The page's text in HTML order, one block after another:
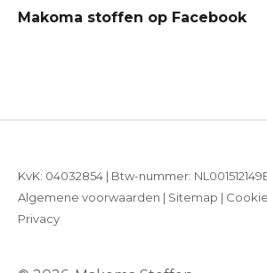
Makoma stoffen op Facebook
KvK: 04032854 | Btw-nummer:
Algemene voorwaarden | Sitemap |
Privacy